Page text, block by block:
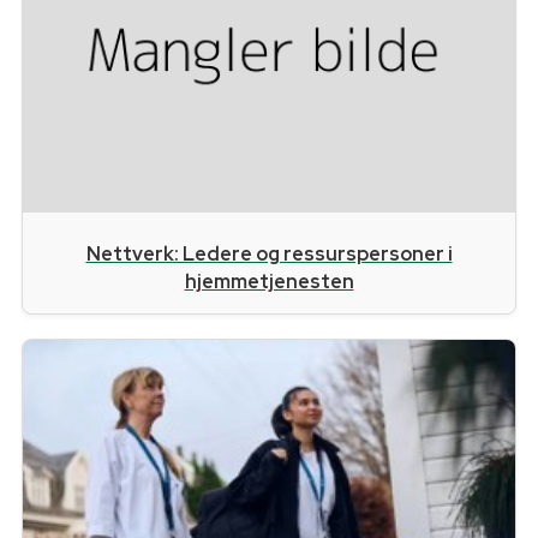
Nettverk: Ledere og ressurspersoner i
hjemmetjenesten